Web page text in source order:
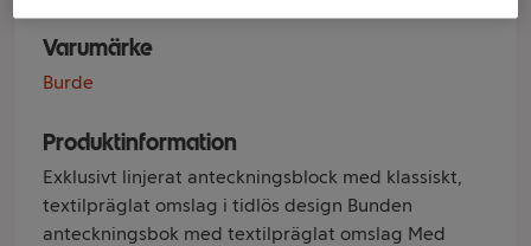
Varumärke
Burde
Produktinformation
Exklusivt linjerat anteckningsblock med klassiskt,
textilpräglat omslag i tidlös design Bunden
anteckningsbok med textilpräglat omslag Med